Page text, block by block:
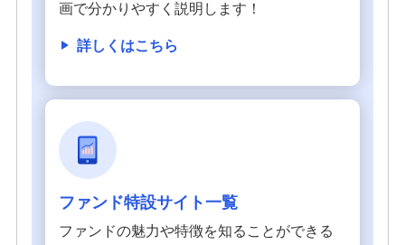
画で分かりやすく説明します！
詳しくはこちら
ファンド特設サイト一覧
ファンドの魅力や特徴を知ることができる